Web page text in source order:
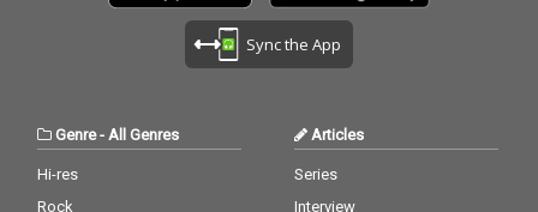
Sync the App
Genre- All Genres
Hi-res
Rock
Articles
Series
Interview